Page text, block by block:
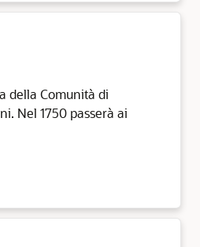
della Comunità di
Nel 1750 passerà ai